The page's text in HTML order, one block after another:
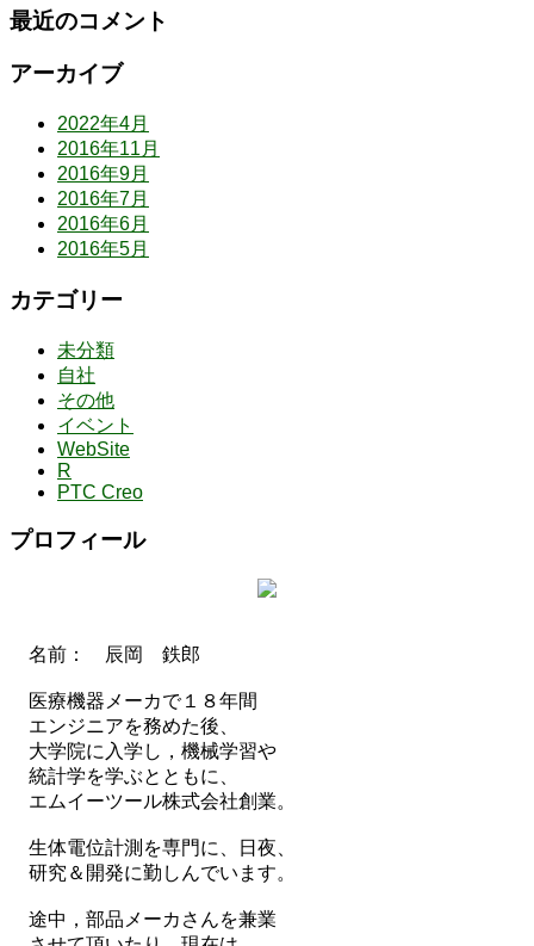
最近のコメント
アーカイブ
2022年4月
2016年11月
2016年9月
2016年7月
2016年6月
2016年5月
カテゴリー
未分類
自社
その他
イベント
WebSite
R
PTC Creo
プロフィール
名前： 辰岡 鉄郎
医療機器メーカで１８年間
エンジニアを務めた後、
大学院に入学し，機械学習や
統計学を学ぶとともに、
エムイーツール株式会社創業。
生体電位計測を専門に、日夜、
研究＆開発に勤しんでいます。
途中，部品メーカさんを兼業